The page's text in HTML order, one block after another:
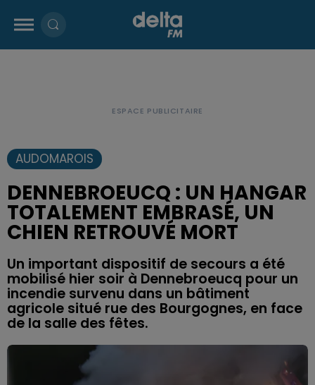
AUDOMAROIS
DENNEBROEUCQ : UN HANGAR
TOTALEMENT EMBRASÉ, UN
CHIEN RETROUVÉ MORT
Un important dispositif de secours a été
mobilisé hier soir à Dennebroeucq pour un
incendie survenu dans un bâtiment
agricole situé rue des Bourgognes, en face
de la salle des fêtes.